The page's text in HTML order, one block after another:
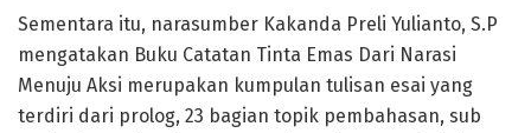
Sementara itu, narasumber Kakanda Preli Yulianto, S.P
mengatakan Buku Catatan Tinta Emas Dari Narasi
Menuju Aksi merupakan kumpulan tulisan esai yang
terdiri dari prolog, 23 bagian topik pembahasan, sub